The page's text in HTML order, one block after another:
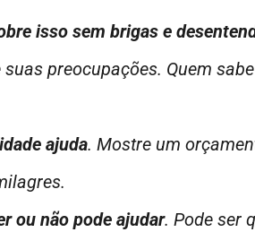
isso sem brigas e
preocupações. Quem
ajuda. Mostre um
ou não pode ajudar. Pode ser